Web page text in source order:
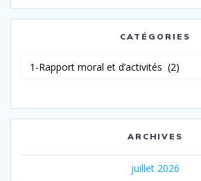
CATÉGORIES
Catégories
ARCHIVES
juillet 2026